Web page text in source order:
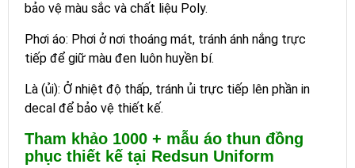
bảo vệ màu sắc và chất liệu Poly.
Phơi áo: Phơi ở nơi thoáng mát, tránh ánh nắng trực
tiếp để giữ màu đen luôn huyền bí.
Là (ủi): Ở nhiệt độ thấp, tránh ủi trực tiếp lên phần in
decal để bảo vệ thiết kế.
Tham khảo 1000 + mẫu áo thun đồng
phục thiết kế tại Redsun Uniform